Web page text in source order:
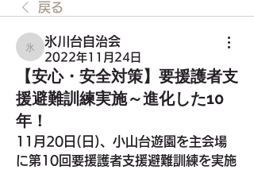
戻る
氷川台自治会
氷川台自治会
2022年11月24日
【安心・安全対策】要援護者支
援避難訓練実施～進化した10
年！
11月20日(日)、小山台遊園を主会場
に第10回要援護者支援避難訓練を実施